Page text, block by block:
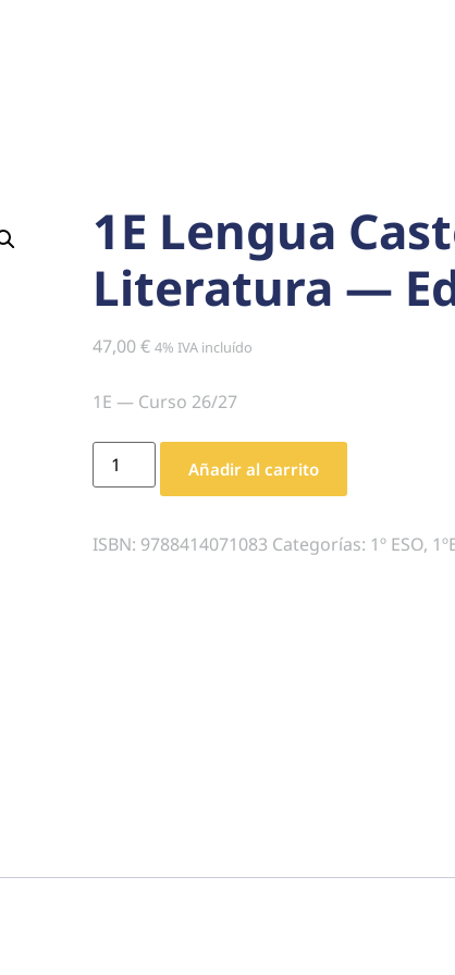
1E Lengua
Literatura —
47,00€ 4% IVA incluído
1E — Curso 26/27
Añadir al carrito
ISBN: 9788414071083 Categorías: 1º ESO,